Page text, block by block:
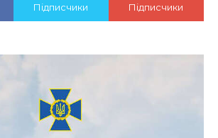
Підписчики Підписчики